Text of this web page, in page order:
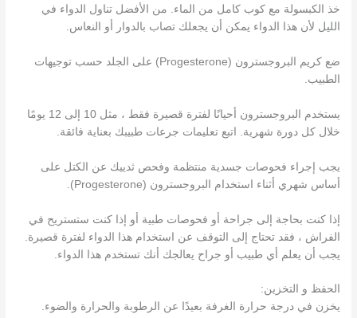
خذ الكبسولة مع كوب كامل من الماء. من الأفضل تناول الدواء في
الليل لأن هذا الدواء يمكن أن يجعلك تصاب بالدوار أو النعاس.
ضع كريم البروجسترون (Progesterone) على الجلد حسب توجيهات
الطبيب.
يستخدم البروجسترون أحيانًا لفترة قصيرة فقط ، مثل 10 إلى 12 يومًا
خلال كل دورة شهرية. اتبع تعليمات جرعات طبيبك بعناية فائقة.
يجب إجراء فحوصات جسدية منتظمة وفحص ثدييك عن الكتل على
أساس شهري أثناء استخدام البروجسترون (Progesterone).
إذا كنت بحاجة إلى جراحة أو فحوصات طبية أو إذا كنت ستستريح في
الفراش ، فقد تحتاج إلى التوقف عن استخدام هذا الدواء لفترة قصيرة.
يجب أن يعلم أي طبيب أو جراح يعالجك أنك تستخدم هذا الدواء.
الحفظ و التخزين:
يخزن في درجة حرارة الغرفة بعيدًا عن الرطوبة والحرارة والضوء.